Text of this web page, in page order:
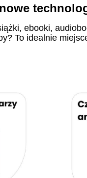
ebooki,
To idealnie